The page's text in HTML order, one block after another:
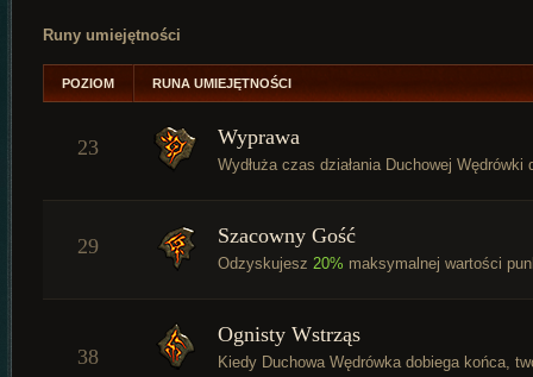
Runy umiejętności
POZIOM RUNA UMIEJĘTNOŚCI
23 Wyprawa
Wydłuża czas działania Duchowej Wędrówki
29 Szacowny Gość
Odzyskujesz 20% maksymalnej wartości
38
Ognisty Wstrząs
Kiedy Duchowa Wędrówka dobiega końca,